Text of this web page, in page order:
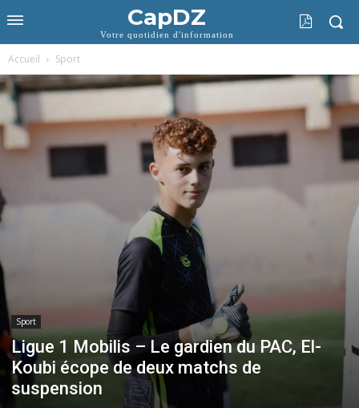
CapDZ
Votre quotidien d'information
Accueil Sport
Sport
Ligue 1 Mobilis – Le gardien du PAC, El-
Koubi écope de deux matchs de
suspension